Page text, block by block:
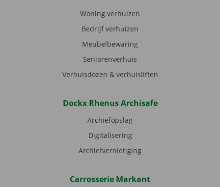
Woning verhuizen
Bedrijf verhuizen
Meubelbewaring
Seniorenverhuis
Verhuisdozen & verhuisliften
Dockx Rhenus Archisafe
Archiefopslag
Digitalisering
Archiefvernietiging
Carrosserie Markant